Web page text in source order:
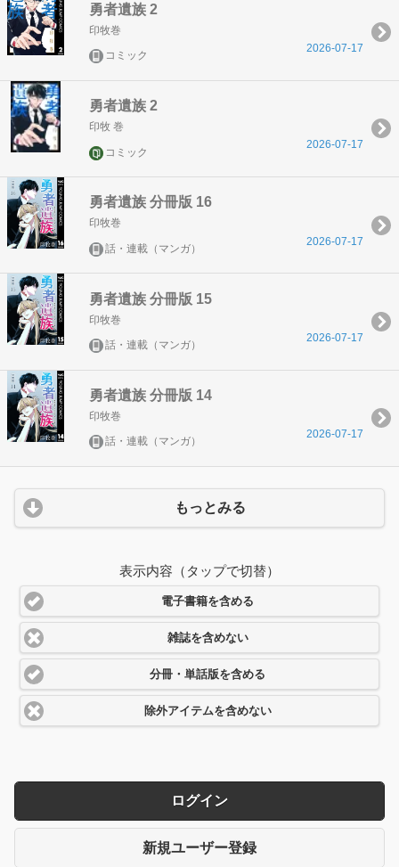
勇者遺族 2
印牧巻
コミック
2026-07-17
勇者遺族 2
印牧 巻
コミック
2026-07-17
勇者遺族 分冊版 16
印牧巻
話・連載（マンガ）
2026-07-17
勇者遺族 分冊版 15
印牧巻
話・連載（マンガ）
2026-07-17
勇者遺族 分冊版 14
印牧巻
話・連載（マンガ）
2026-07-17
もっとみる
表示内容（タップで切替）
電子書籍を含める
雑誌を含めない
分冊・単話版を含める
除外アイテムを含めない
ログイン
新規ユーザー登録